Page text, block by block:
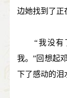
边她找到了正
“我没有了
我。”回想起
下了感动的泪